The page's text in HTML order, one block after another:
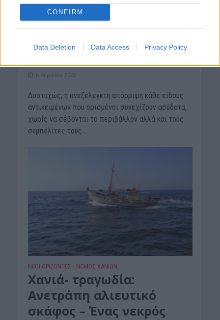
CONFIRM
Data Deletion Data Access Privacy Policy
Kίσαμος: Συνεχιζόμενο το
πρόβλημα της
ανεξέλεγκτης
6 Απριλίου 2022
Δυστυχώς, η ανεξέλεγκτη απόρριψη κάθε είδους
αντικειμένων που ορισμένοι συνεχίζουν ασύδοτα,
χωρίς να σέβονται το περιβάλλον αλλά και τους
συμπολίτες τους...
ΝΕΟΙ ΟΡΙΖΟΝΤΕΣ • ΝΟΜΌΣ ΧΑΝΊΩΝ
Χανιά- τραγωδία:
Ανετράπη αλιευτικό
σκάφος – Ένας νεκρός